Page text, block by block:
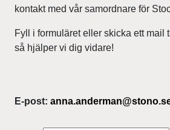
kontakt med vår samordnare för
Fyll i formuläret eller skicka ett mail
så hjälper vi dig vidare!
E-post: